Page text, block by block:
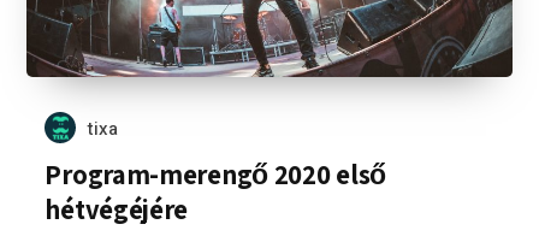
tixa
Program-merengő 2020 első
hétvégéjére